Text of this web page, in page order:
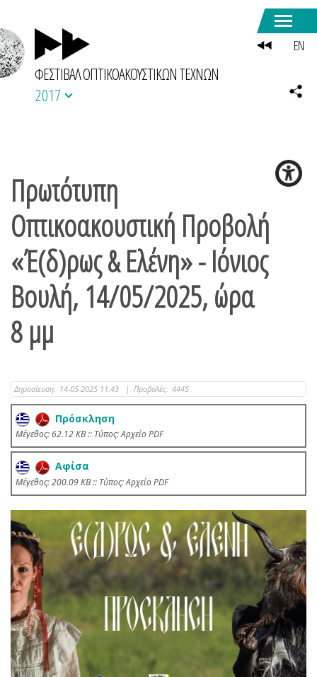
ΦΕΣΤΙΒΑΛ ΟΠΤΙΚΟΑΚΟΥΣΤΙΚΩΝ ΤΕΧΝΩΝ
2017
Πρωτότυπη
Οπτικοακουστική Προβολή
«Έ(δ)ρως & Ελένη» - Ιόνιος
Βουλή, 14/05/2025, ώρα
8 μμ
Δημοσίευση: 14-05-2025 11:43 | Προβολές: 4445
Πρόσκληση
Mέγεθος: 62.12 KB :: Τύπος: Αρχείο PDF
Αφίσα
Mέγεθος: 200.09 KB :: Τύπος: Αρχείο PDF
EN